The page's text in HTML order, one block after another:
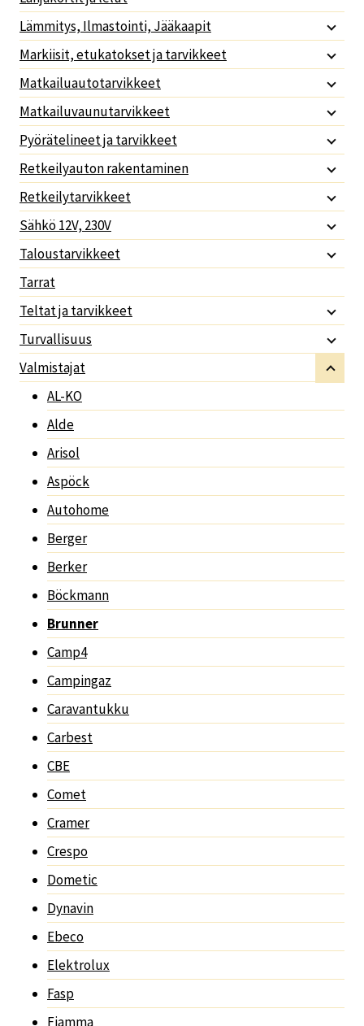
Lämmitys, Ilmastointi, Jääkaapit
Markiisit, etukatokset ja tarvikkeet
Matkailuautotarvikkeet
Matkailuvaunutarvikkeet
Pyörätelineet ja tarvikkeet
Retkeilyauton rakentaminen
Retkeilytarvikkeet
Sähkö 12V, 230V
Taloustarvikkeet
Tarrat
Teltat ja tarvikkeet
Turvallisuus
Valmistajat
AL-KO
Alde
Arisol
Aspöck
Autohome
Berger
Berker
Böckmann
Brunner
Camp4
Campingaz
Caravantukku
Carbest
CBE
Comet
Cramer
Crespo
Dometic
Dynavin
Ebeco
Elektrolux
Fasp
Fiamma